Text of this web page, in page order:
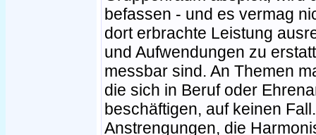
befassen - und es vermag
dort erbrachte Leistung
und Aufwendungen zu
messbar sind. An Themen
die sich in Beruf oder
beschäftigen, auf keinen
Anstrengungen, die